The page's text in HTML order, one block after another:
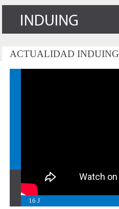
ACTUALIDAD INDUING
16 J